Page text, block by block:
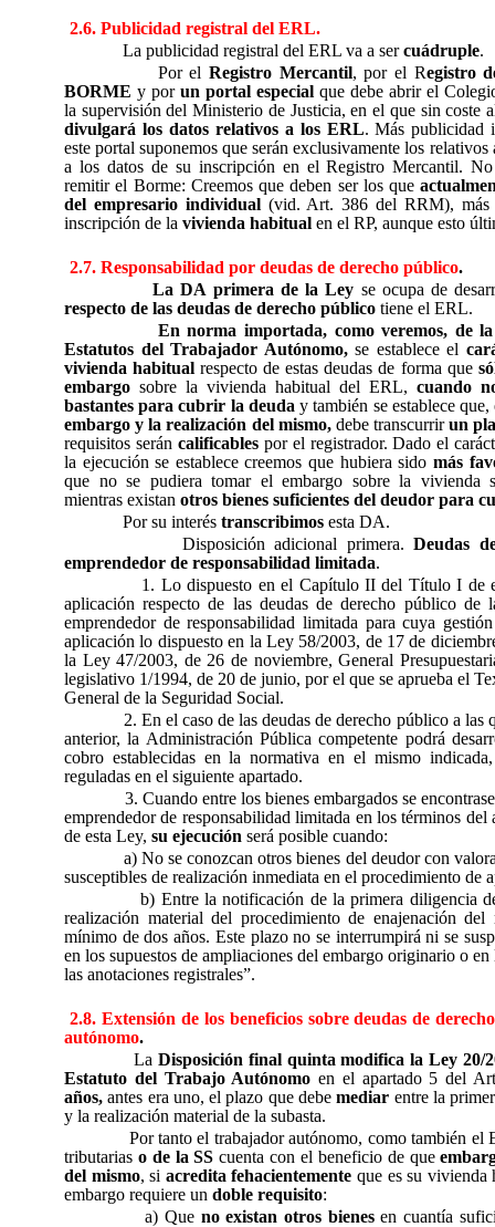
2.6. Publicidad registral del ERL.
La publicidad registral del ERL va a sercuádruple.
Por elRegistro Mercantil, por el Registro
BORME y por un portal especial que debe abrir el
la supervisión del Ministerio de Justicia, en el que sin coste
divulgará los datos relativos a los ERL. Más publicidad
este portal suponemos que serán exclusivamente los
a los datos de su inscripción en el Registro Mercantil.
remitir el Borme: Creemos que deben ser los que
del empresario individual(vid. Art. 386 del RRM), más
inscripción de la vivienda habitual en el RP, aunque esto
2.7. Responsabilidad por deudas de derecho público.
La DA primera de la Ley se ocupa de
respecto de las deudas de derecho público tiene el ERL.
En norma importada, como veremos, de
Estatutos del Trabajador Autónomo, se establece el
vivienda habitual respecto de estas deudas de forma que
embargo sobre la vivienda habitual del ERL, cuando
bastantes para cubrir la deuday también se establece
embargo y la realización del mismo,debe transcurrirun
requisitos serán calificablespor el registrador. Dado el
la ejecución se establece creemos que hubiera sido más
que no se pudiera tomar el embargo sobre la vivienda
mientras existan otros bienes suficientes del deudor para
Por su interés transcribimos esta DA.
Disposición adicional primera.Deudas
emprendedor de responsabilidad limitada.
1. Lo dispuesto en el Capítulo II del Título I de
aplicación respecto de las deudas de derecho público de
emprendedor de responsabilidad limitada para cuya
aplicación lo dispuesto en la Ley 58/2003, de 17 de
la Ley 47/2003, de 26 de noviembre, General
legislativo 1/1994, de 20 de junio, por el que se aprueba el
General de la Seguridad Social.
2. En el caso de las deudas de derecho público a las
anterior, la Administración Pública competente podrá
cobro establecidas en la normativa en el mismo
reguladas en el siguiente apartado.
3. Cuando entre los bienes embargados se
emprendedor de responsabilidad limitada en los términos
de esta Ley, su ejecución será posible cuando:
a) No se conozcan otros bienes del deudor con
susceptibles de realización inmediata en el procedimiento de
b) Entre la notificación de la primera diligencia
realización material del procedimiento de enajenación
mínimo de dos años. Este plazo no se interrumpirá ni se
en los supuestos de ampliaciones del embargo originario o en
las anotaciones registrales”.
2.8. Extensión de los beneficios sobre deudas de
autónomo.
La Disposición final quinta modifica la Ley 20/
Estatuto del Trabajo Autónomo en el apartado 5 del
años,antes era uno, el plazo que debemediar entre la
y la realización material de la subasta.
Por tanto el trabajador autónomo, como también el
tributarias o de la SS cuenta con el beneficio de que
del mismo, si acredita fehacientemente que es su vivienda
embargo requiere un doble requisito:
a) Que no existan otros bienesen cuantía